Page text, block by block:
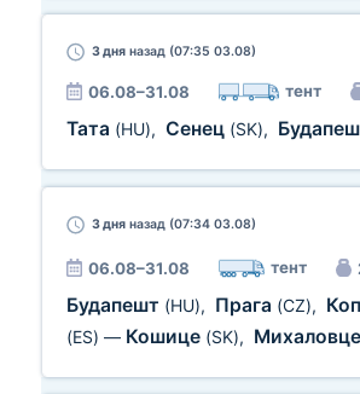
3 дня назад (07:35 03.08)
06.08–31.08 тент
Тата (HU), Сенец (SK),
3 дня назад (07:34 03.08)
06.08–31.08 тент
Будапешт (HU), Прага (CZ),
(ES) — Кошице (SK), Михаловце